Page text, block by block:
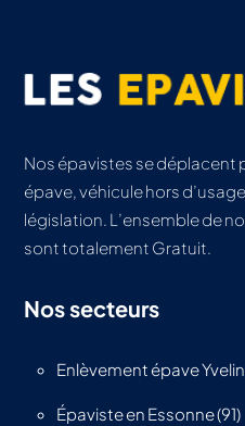
Nos épavistes se
épave, véhicule hors
législation. L’ensemble de
sont totalement Gratuit.
Nos secteurs
Enlèvement épave
Épaviste en Essonne (91)